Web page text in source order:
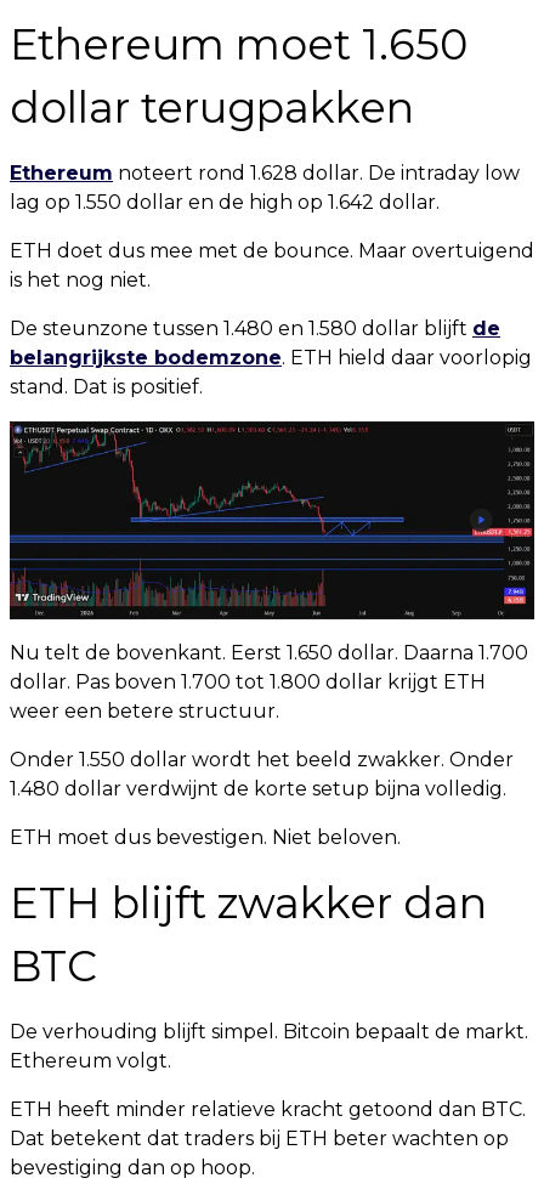
Ethereum moet 1.650
dollar terugpakken
Ethereum noteert rond 1.628 dollar. De intraday low
lag op 1.550 dollar en de high op 1.642 dollar.
ETH doet dus mee met de bounce. Maar overtuigend
is het nog niet.
De steunzone tussen 1.480 en 1.580 dollar blijft de
belangrijkste bodemzone. ETH hield daar voorlopig
stand. Dat is positief.
Nu telt de bovenkant. Eerst 1.650 dollar. Daarna 1.700
dollar. Pas boven 1.700 tot 1.800 dollar krijgt ETH
weer een betere structuur.
Onder 1.550 dollar wordt het beeld zwakker. Onder
1.480 dollar verdwijnt de korte setup bijna volledig.
ETH moet dus bevestigen. Niet beloven.
ETH blijft zwakker dan
BTC
De verhouding blijft simpel. Bitcoin bepaalt de markt.
Ethereum volgt.
ETH heeft minder relatieve kracht getoond dan BTC.
Dat betekent dat traders bij ETH beter wachten op
bevestiging dan op hoop.